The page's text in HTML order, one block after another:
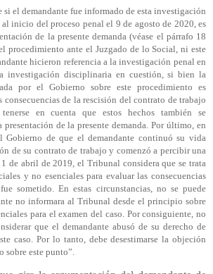
si el demandante fue informado de esta investigación
inicio del proceso penal el 9 de agosto de 2020, es
de la presente demanda (véase el párrafo 18
procedimiento ante el Juzgado de lo Social, ni este
hicieron referencia a la investigación penal en
investigación disciplinaria en cuestión, si bien la
por el Gobierno sobre este procedimiento es
consecuencias de la rescisión del contrato de trabajo
en cuenta que estos hechos también se
presentación de la presente demanda. Por último, en
Gobierno de que el demandante continuó su vida
de su contrato de trabajo y comenzó a percibir una
de abril de 2019, el Tribunal considera que se trata
y no esenciales para evaluar las consecuencias
sometido. En estas circunstancias, no se puede
no informara al Tribunal desde el principio sobre
para el examen del caso. Por consiguiente, no
que el demandante abusó de su derecho de
caso. Por lo tanto, debe desestimarse la objeción
sobre este punto”.